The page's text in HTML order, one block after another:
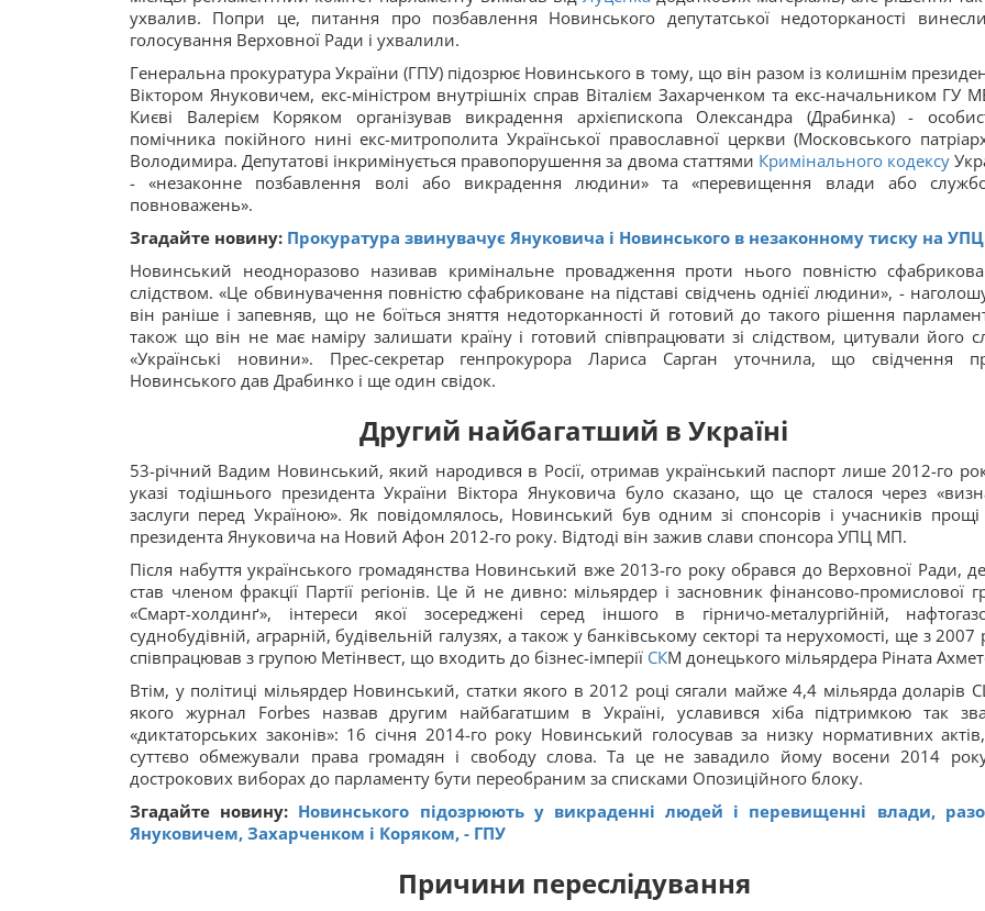
ухвалив. Попри це, питання про позбавлення Новинського депутатської недоторканості
голосування Верховної Ради і ухвалили.
Генеральна прокуратура України (ГПУ) підозрює Новинського в тому, що він разом із колишнім
Віктором Януковичем, екс-міністром внутрішніх справ Віталієм Захарченком та екс-начальником ГУ
Києві Валерієм Коряком організував викрадення архієпископа Олександра (Драбинка) -
помічника покійного нині екс-митрополита Української православної церкви (Московського
Володимира. Депутатові інкримінується правопорушення за двома статтями Кримінального кодексу
- «незаконне позбавлення волі або викрадення людини» та «перевищення влади або
повноважень».
Згадайте новину: Прокуратура звинувачує Януковича і Новинського в незаконному тиску на УПЦ
Новинський неодноразово називав кримінальне провадження проти нього повністю
слідством. «Це обвинувачення повністю сфабриковане на підставі свідчень однієї людини», -
він раніше і запевняв, що не боїться зняття недоторканності й готовий до такого рішення
також що він не має наміру залишати країну і готовий співпрацювати зі слідством, цитували його
«Українські новини». Прес-секретар генпрокурора Лариса Сарган уточнила, що свідчення
Новинського дав Драбинко і ще один свідок.
Другий найбагатший в Україні
53-річний Вадим Новинський, який народився в Росії, отримав український паспорт лише 2012-го
указі тодішнього президента України Віктора Януковича було сказано, що це сталося через
заслуги перед Україною». Як повідомлялось, Новинський був одним зі спонсорів і учасників прощі
президента Януковича на Новий Афон 2012-го року. Відтоді він зажив слави спонсора УПЦ МП.
Після набуття українського громадянства Новинський вже 2013-го року обрався до Верховної Ради,
став членом фракції Партії регіонів. Це й не дивно: мільярдер і засновник фінансово-промислової
«Смарт-холдинґ», інтереси якої зосереджені серед іншого в гірничо-металургійній,
суднобудівній, аграрній, будівельній галузях, а також у банківському секторі та нерухомості, ще з 2007
співпрацював з групою Метінвест, що входить до бізнес-імперії СКМ донецького мільярдера Ріната
Втім, у політиці мільярдер Новинський, статки якого в 2012 році сягали майже 4,4 мільярда доларів
якого журнал Forbes назвав другим найбагатшим в Україні, уславився хіба підтримкою так
«диктаторських законів»: 16 січня 2014-го року Новинський голосував за низку нормативних
суттєво обмежували права громадян і свободу слова. Та це не завадило йому восени 2014
дострокових виборах до парламенту бути переобраним за списками Опозиційного блоку.
Згадайте новину: Новинського підозрюють у викраденні людей і перевищенні влади,
Януковичем, Захарченком і Коряком, - ГПУ
Причини переслідування